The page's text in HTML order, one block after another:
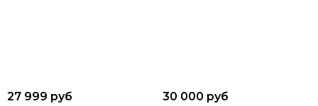
27 999 руб 30 000 руб